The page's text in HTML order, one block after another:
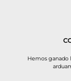
Hemos ganado